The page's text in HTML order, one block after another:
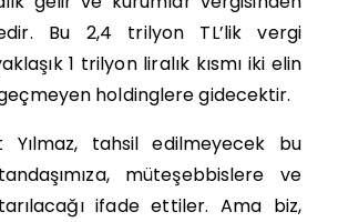
Bu 2,4 trilyon TL’lik vergi
1 trilyon liralık kısmı iki elin
holdinglere gidecektir.
Yılmaz, tahsil edilmeyecek bu
müteşebbislere ve
ifade ettiler. Ama biz,